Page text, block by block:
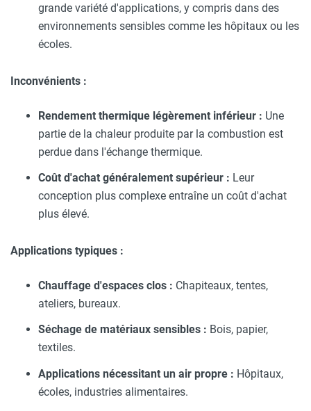
grande variété d'applications, y compris dans des
environnements sensibles comme les hôpitaux ou les
écoles.
Inconvénients :
Rendement thermique légèrement inférieur : Une
partie de la chaleur produite par la combustion est
perdue dans l'échange thermique.
Coût d'achat généralement supérieur : Leur
conception plus complexe entraîne un coût d'achat
plus élevé.
Applications typiques :
Chauffage d'espaces clos : Chapiteaux, tentes,
ateliers, bureaux.
Séchage de matériaux sensibles : Bois, papier,
textiles.
Applications nécessitant un air propre : Hôpitaux,
écoles, industries alimentaires.